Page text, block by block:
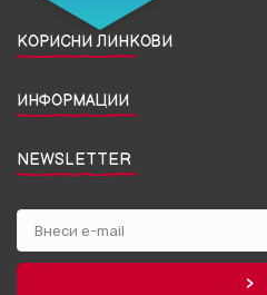
КОРИСНИ ЛИНКОВИ
ИНФОРМАЦИИ
NEWSLETTER